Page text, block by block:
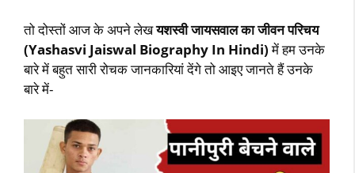
तो दोस्तों आज के अपने लेखयशस्वी जायसवाल का जीवन परिचय
(Yashasvi Jaiswal Biography In Hindi)में हम उनके
बारे में बहुत सारी रोचक जानकारियां देंगे तो आइए जानते हैं उनके
बारे में-